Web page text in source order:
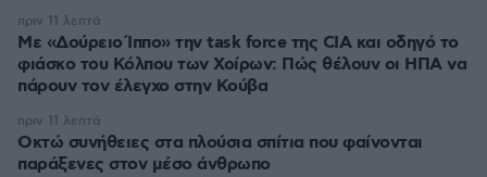
Με «Δούρειο Ίππο» την task force της CIA και οδηγό το
φιάσκο του Κόλπου των Χοίρων: Πώς θέλουν οι ΗΠΑ να
πάρουν τον έλεγχο στην Κούβα
πριν 11 λεπτά
Οκτώ συνήθειες στα πλούσια σπίτια που φαίνονται
παράξενες στον μέσο άνθρωπο
πριν 11 λεπτά